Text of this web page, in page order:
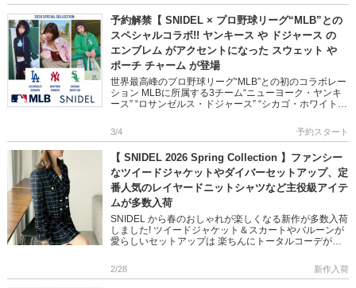
予約解禁【 SNIDEL × プロ野球リーグ“MLB”との
スペシャルコラボ!! ヤンキース や ドジャース の
エンブレム がアクセントになった スウェット や
ポーチ チャーム が登場
世界最高峰のプロ野球リーグ“MLB”との初のコラボレー
ション MLBに所属する3チーム“ニューヨーク・ヤンキ
ース” “ロサンゼルス・ドジャース” “シカゴ・ホワイトソ
[…]
3/4 予約スタート
【 SNIDEL 2026 Spring Collection 】ファンシー
なツイードジャケットやダイバーセットアップ、定
番人気のレイヤードニットシャツなど主役級アイテ
ムが多数入荷
SNIDEL から春のおしゃれが楽しくなる新作が多数入荷
しました! ツイードジャケット＆スカートやバルーンが
愛らしいセットアップは 楽ちんにトータルコーデが叶
ャツドッキン […]
2/28 新作入荷